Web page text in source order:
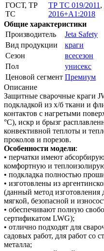
ГОСТ, ТР
ТС
ТР ТС 019/2011 ,
2016+A1:2018
Общие характеристики
Производитель
Jeta Safety
Вид продукции
краги
Сезон
всесезон
Пол
унисекс
Ценовой сегмент Премиум
Описание
Защитные сварочные краги
подкладкой из х/б ткани и
контактов с нагретыми
°С), искр и брызг
конвективной теплоты и
проколов и порезов.
Особенности модели:
• перчатки имеют
комфортную и
• подкладка полностью
• изготовлены из
(данный метод изготовления
мягкой, безопасной и
• обеспечивают полную
сертификатом LWG);
• отлично подходят для
садовых работ, для работ со
металла;